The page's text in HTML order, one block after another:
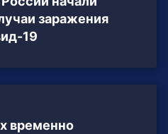
заражения
19
временно